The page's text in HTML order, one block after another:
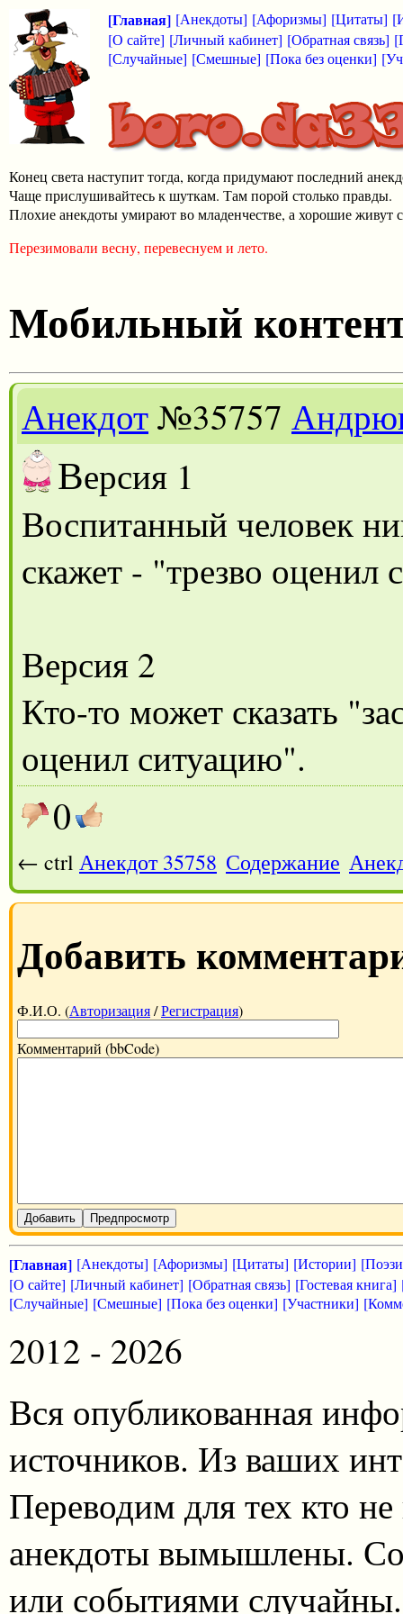
[Главная] [Анекдоты] [Афоризмы] [Цитаты]
[О сайте] [Личный кабинет] [Обратная связь]
[Случайные] [Смешные] [Пока без оценки]
Конец света наступит тогда, когда придумают последний
Чаще прислушивайтесь к шуткам. Там порой столько правды.
Плохие анекдоты умирают во младенчестве, а хорошие живут
Перезимовали весну, перевеснуем и лето.
Мобильный
Анекдот№35757
Версия 1
Воспитанный человек
скажет - "трезво оценил
Версия 2
Кто-то может сказать
оценил ситуацию".
0
← ctrl Анекдот 35758 Содержание
Добавить
Ф.И.О. (Авторизация/Регистрация)
Комментарий (bbCode)
Добавить Предпросмотр
[Главная] [Анекдоты] [Афоризмы] [Цитаты] [Истории]
[О сайте] [Личный кабинет] [Обратная связь] [Гостевая книга]
[Случайные] [Смешные] [Пока без оценки] [Участники]
2012 - 2026
Вся опубликованная
источников. Из ваших
Переводим для тех кто
анекдоты вымышлены.
или событиями случайны.